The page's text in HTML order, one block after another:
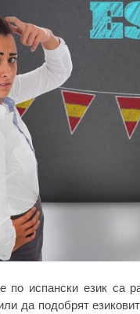
по испански език са
да подобрят